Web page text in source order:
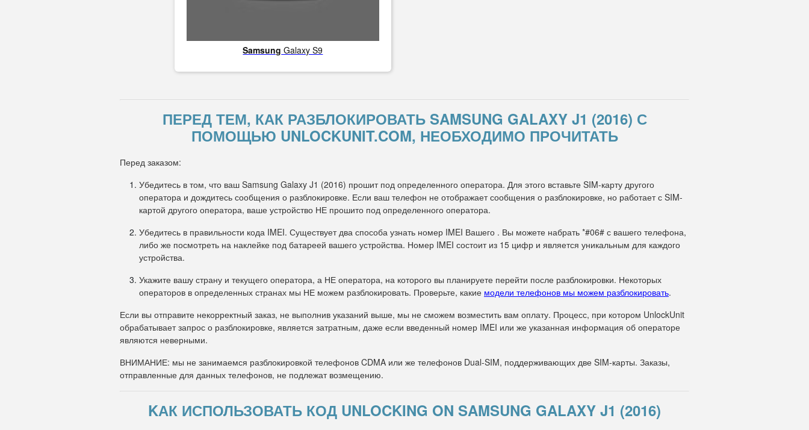
Samsung Galaxy S9
ПЕРЕД ТЕМ, КАК РАЗБЛОКИРОВАТЬ SAMSUNG GALAXY J1 (2016) С
ПОМОЩЬЮ UNLOCKUNIT.COM, НЕОБХОДИМО ПРОЧИТАТЬ
Перед заказом:
Убедитесь в том, что ваш Samsung Galaxy J1 (2016) прошит под определенного оператора. Для этого вставьте SIM-карту другого
оператора и дождитесь сообщения о разблокировке. Если ваш телефон не отображает сообщения о разблокировке, но работает с SIM-
картой другого оператора, ваше устройство НЕ прошито под определенного оператора.
Убедитесь в правильности кода IMEI. Существует два способа узнать номер IMEI Вашего . Вы можете набрать *#06# с вашего телефона,
либо же посмотреть на наклейке под батареей вашего устройства. Номер IMEI состоит из 15 цифр и является уникальным для каждого
устройства.
Укажите вашу страну и текущего оператора, а НЕ оператора, на которого вы планируете перейти после разблокировки. Некоторых
операторов в определенных странах мы НЕ можем разблокировать. Проверьте, какие модели телефонов мы можем разблокировать.
Если вы отправите некорректный заказ, не выполнив указаний выше, мы не сможем возместить вам оплату. Процесс, при котором UnlockUnit
обрабатывает запрос о разблокировке, является затратным, даже если введенный номер IMEI или же указанная информация об операторе
являются неверными.
ВНИМАНИЕ: мы не занимаемся разблокировкой телефонов CDMA или же телефонов Dual-SIM, поддерживающих две SIM-карты. Заказы,
отправленные для данных телефонов, не подлежат возмещению.
KАК ИСПОЛЬЗОВАТЬ КОД UNLOCKING ON SAMSUNG GALAXY J1 (2016)